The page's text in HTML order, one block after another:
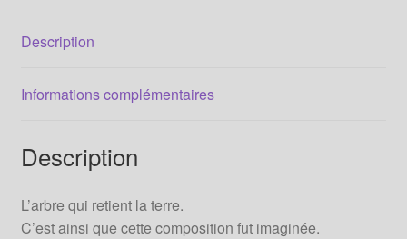
Description
Informations complémentaires
Description
L’arbre qui retient la terre.
C’est ainsi que cette composition fut imaginée.